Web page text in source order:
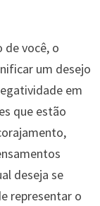
de você, o
um desejo
em
que estão
deseja se
representar o